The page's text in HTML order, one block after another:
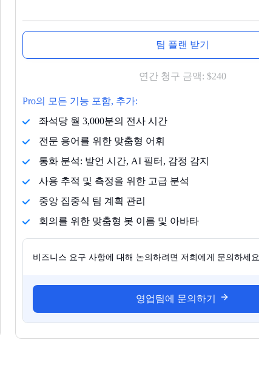
팀 플랜 받기
연간 청구 금액: $240
Pro의 모든 기능 포함, 추가:
좌석당 월 3,000분의 전사 시간
전문 용어를 위한 맞춤형 어휘
통화 분석: 발언 시간, AI 필터, 감정 감지
사용 추적 및 측정을 위한 고급 분석
중앙 집중식 팀 계획 관리
회의를 위한 맞춤형 봇 이름 및 아바타
비즈니스 요구 사항에 대해 논의하려면 저희에게 문의하세요.
영업팀에 문의하기